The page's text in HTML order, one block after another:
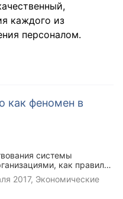
каждого из
персоналом.
как феномен в
системы
как правило,
системы.
учитывать влияние на
групп,
2017, Экономические